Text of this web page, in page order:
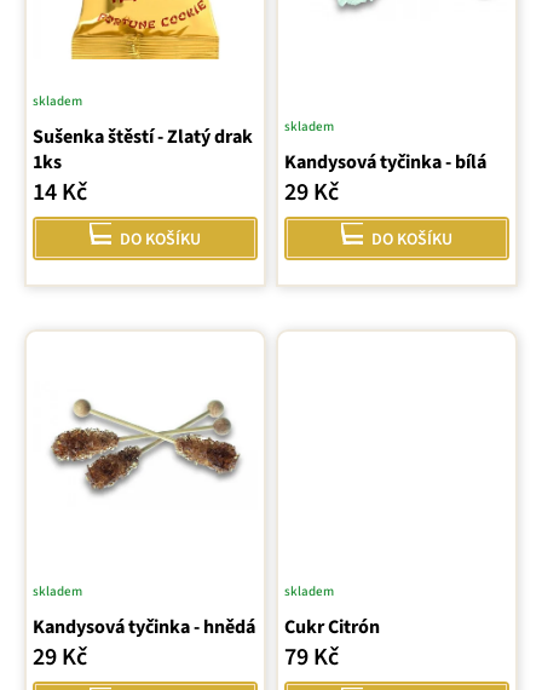
u
ů
Sušenka štěstí - Zlatý drak
1ks
skladem
14 Kč
DO KOŠÍKU
Kandysová tyčinka - bílá
skladem
29 Kč
DO KOŠÍKU
Kandysová tyčinka - hnědá
skladem
29 Kč
Cukr Citrón
skladem
79 Kč